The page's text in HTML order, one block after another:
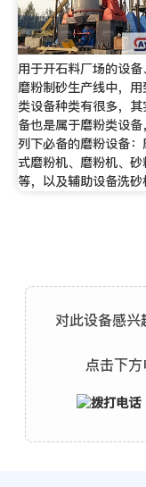
用于开石料厂场的设备
磨粉制砂生产线中，
类设备种类有很多，
备也是属于磨粉类设备
列下必备的磨粉设备：
式磨粉机、磨粉机、
等，以及辅助设备洗砂
对此设备感
点击下方